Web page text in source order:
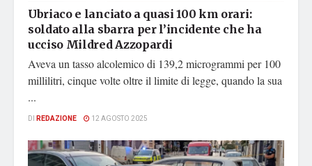
Ubriaco e lanciato a quasi 100 km orari:
soldato alla sbarra per l’incidente che ha
ucciso Mildred Azzopardi
Aveva un tasso alcolemico di 139,2 microgrammi per 100
millilitri, cinque volte oltre il limite di legge, quando la sua
...
DI REDAZIONE 12 AGOSTO 2025